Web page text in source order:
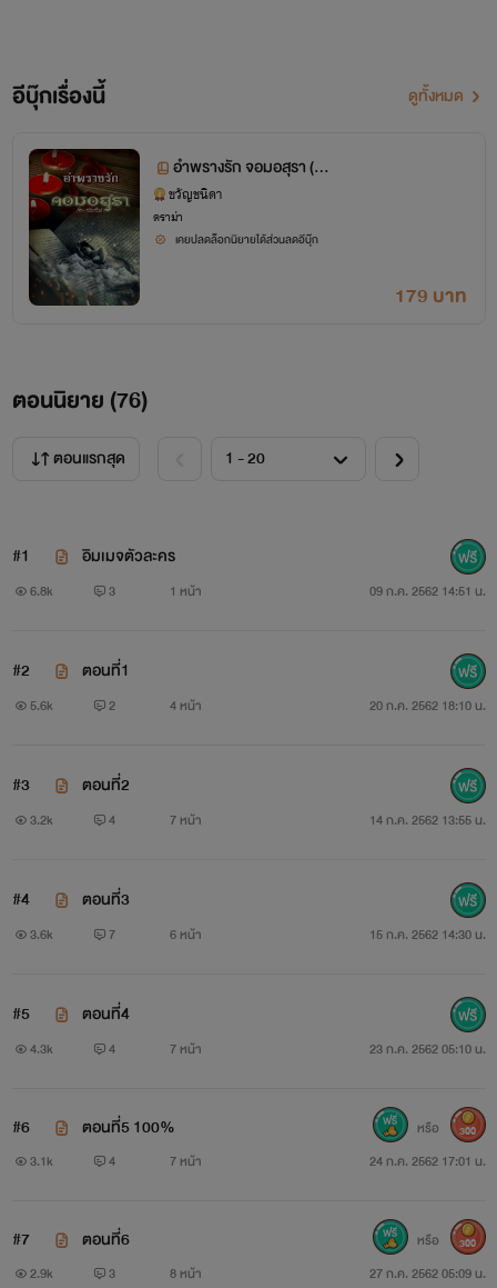
อีบุ๊กเรื่องนี้ ดูทั้งหมด
อำพรางรัก จอมอสุรา (อนิ
รุจ+สิรินทรา)
ขวัญชนิดา
ดราม่า
เคยปลดล็อกนิยายได้ส่วนลดอีบุ๊ก
179 บาท
ตอนนิยาย (76)
ตอนแรกสุด
#1 อิมเมจตัวละคร
6.8k 3 1 หน้า 09 ก.ค. 2562 14:51 น.
#2 ตอนที่1
5.6k 2 4 หน้า 20 ก.ค. 2562 18:10 น.
#3 ตอนที่2
3.2k 4 7 หน้า 14 ก.ค. 2562 13:55 น.
#4 ตอนที่3
3.6k 7 6 หน้า 15 ก.ค. 2562 14:30 น.
#5 ตอนที่4
4.3k 4 7 หน้า 23 ก.ค. 2562 05:10 น.
#6 ตอนที่5 100%
3.1k 4 7 หน้า 24 ก.ค. 2562 17:01 น.
หรือ 300
#7 ตอนที่6
2.9k 3 8 หน้า 27 ก.ค. 2562 05:09 น.
หรือ 300